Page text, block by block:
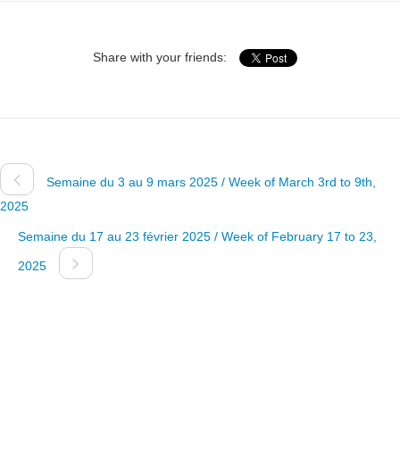
Share with your friends:
Semaine du 3 au 9 mars 2025 / Week of March 3rd to 9th,
2025
Semaine du 17 au 23 février 2025 / Week of February 17 to 23,
2025